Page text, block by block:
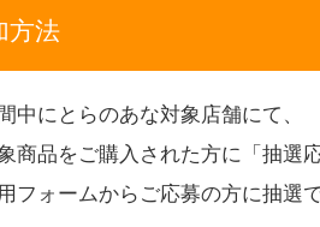
方法
中にとらのあな対象店舗にて、
商品をご購入された方に「抽選
フォームからご応募の方に抽選